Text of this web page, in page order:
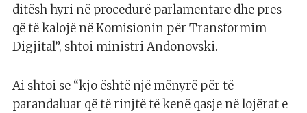
ditësh hyri në procedurë parlamentare dhe pres
që të kalojë në Komisionin për Transformim
Digjital”, shtoi ministri Andonovski.
Ai shtoi se “kjo është një mënyrë për të
parandaluar që të rinjtë të kenë qasje në lojërat e